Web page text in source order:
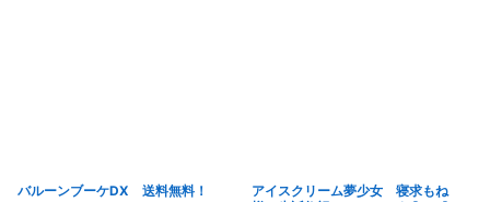
バルーンブーケDX 送料無料！
アイスクリーム夢少女 寝求もね